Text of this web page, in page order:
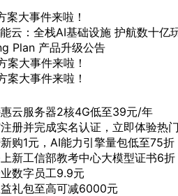
案大事件来啦！
云：全栈AI基础设施 护航数十亿
Plan 产品升级公告
案大事件来啦！
案大事件来啦！
云服务器2核4G低至39元/年
注册并完成实名认证，立即体验热
新购1元，AI能力引擎量包低至75折
新工信部教考中心大模型证书6折
数字员工9.9元
礼包至高可减6000元